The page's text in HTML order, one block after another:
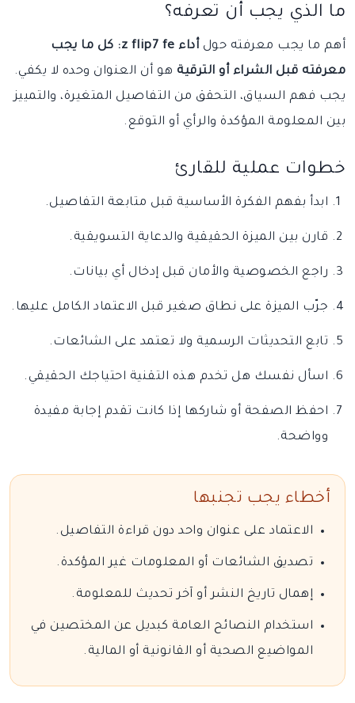
ما الذي يجب أن تعرفه؟
أهم ما يجب معرفته حول
أداء z flip7 fe: كل ما يجب
معرفته قبل الشراء أو الترقية هو أن العنوان وحده لا يكفي.
يجب فهم السياق، التحقق من التفاصيل المتغيرة، والتمييز
بين المعلومة المؤكدة والرأي أو التوقع.
خطوات عملية للقارئ
ابدأ بفهم الفكرة الأساسية قبل متابعة التفاصيل.
قارن بين الميزة الحقيقية والدعاية التسويقية.
راجع الخصوصية والأمان قبل إدخال أي بيانات.
جرّب الميزة على نطاق صغير قبل الاعتماد الكامل عليها.
تابع التحديثات الرسمية ولا تعتمد على الشائعات.
اسأل نفسك هل تخدم هذه التقنية احتياجك الحقيقي.
احفظ الصفحة أو شاركها إذا كانت تقدم إجابة مفيدة
وواضحة.
أخطاء يجب تجنبها
الاعتماد على عنوان واحد دون قراءة التفاصيل.
تصديق الشائعات أو المعلومات غير المؤكدة.
إهمال تاريخ النشر أو آخر تحديث للمعلومة.
استخدام النصائح العامة كبديل عن المختصين في
المواضيع الصحية أو القانونية أو المالية.